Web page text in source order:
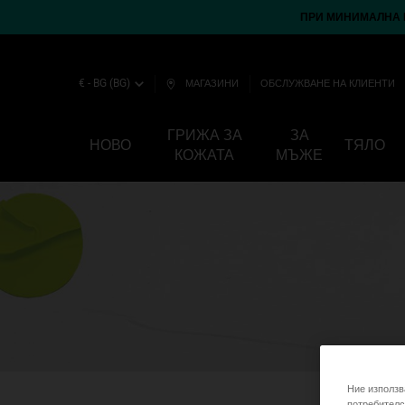
ПРИ МИНИМАЛНА
€ - BG (BG) МАГАЗИНИ ОБСЛУЖВАНЕ НА КЛИЕНТИ
НОВО
ГРИЖА ЗА
КОЖАТА
ЗА
МЪЖЕ
ТЯЛО
Ние